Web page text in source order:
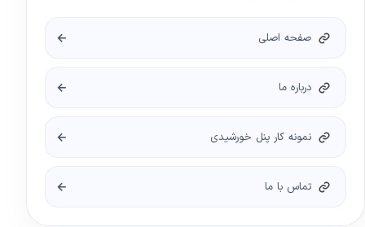
صفحه اصلی
درباره ما
نمونه کار پنل خورشیدی
تماس با ما